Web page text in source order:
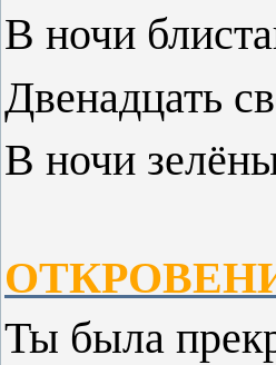
В ночи
Двенадцать
В ночи
Ты была